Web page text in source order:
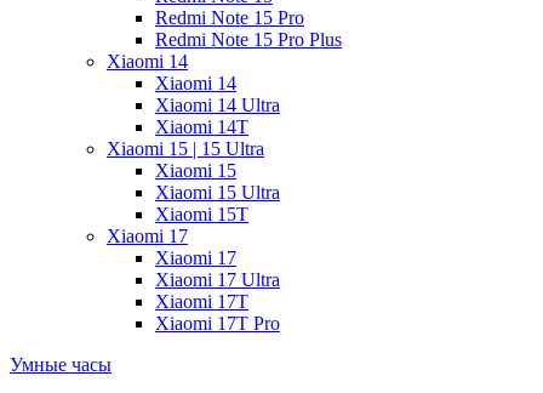
Redmi Note 15 Pro
Redmi Note 15 Pro Plus
Xiaomi 14
Xiaomi 14
Xiaomi 14 Ultra
Xiaomi 14T
Xiaomi 15 | 15 Ultra
Xiaomi 15
Xiaomi 15 Ultra
Xiaomi 15T
Xiaomi 17
Xiaomi 17
Xiaomi 17 Ultra
Xiaomi 17T
Xiaomi 17T Pro
Умные часы